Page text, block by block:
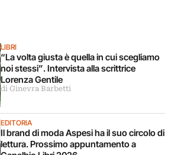
LIBRI
“La volta giusta è quella in cui scegliamo
noi stessi”. Intervista alla scrittrice
Lorenza Gentile
di Ginevra Barbetti
EDITORIA
Il brand di moda Aspesi ha il suo circolo di
lettura. Prossimo appuntamento a